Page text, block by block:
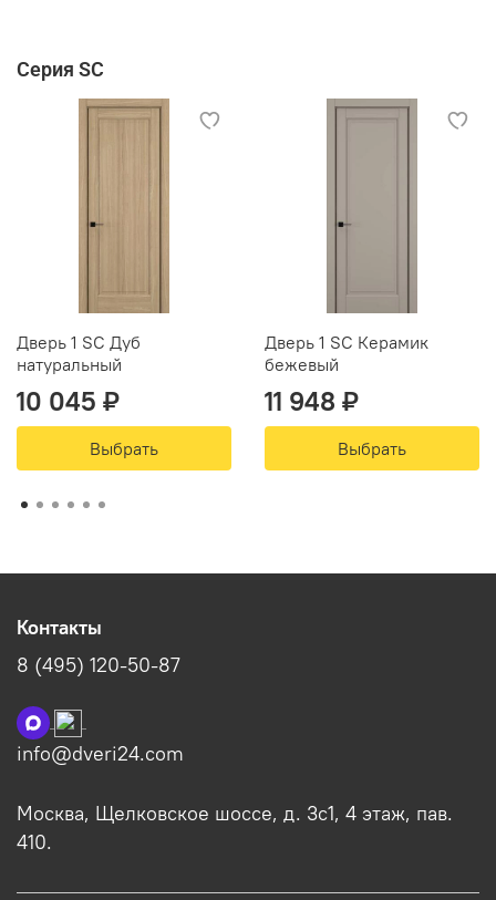
Серия SC
Дверь 1 SC Дуб
натуральный
10 045 ₽
Выбрать
Дверь 1 SC Керамик
бежевый
11 948 ₽
Выбрать
Контакты
8 (495) 120-50-87
info@dveri24.com
Москва, Щелковское шоссе, д. 3с1, 4 этаж, пав.
410.